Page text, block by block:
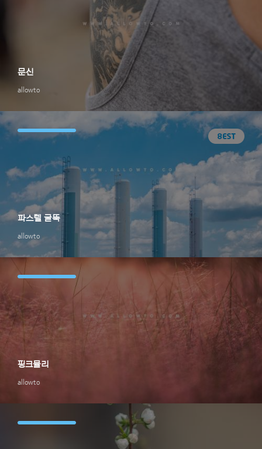
allowto
문신
allowto
파스텔 굴뚝
allowto
핑크뮬리